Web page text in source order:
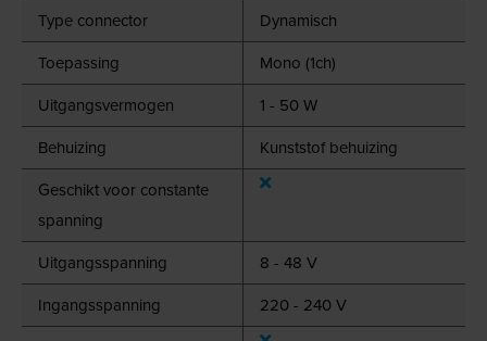
Type connector
Dynamisch
Toepassing
Mono (1ch)
Uitgangsvermogen
1 - 50 W
Behuizing
Kunststof behuizing
Geschikt voor constante
spanning
Uitgangsspanning
8 - 48 V
Ingangsspanning
220 - 240 V